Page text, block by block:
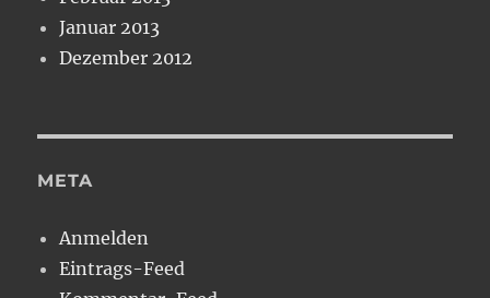
Januar 2013
Dezember 2012
META
Anmelden
Eintrags-Feed